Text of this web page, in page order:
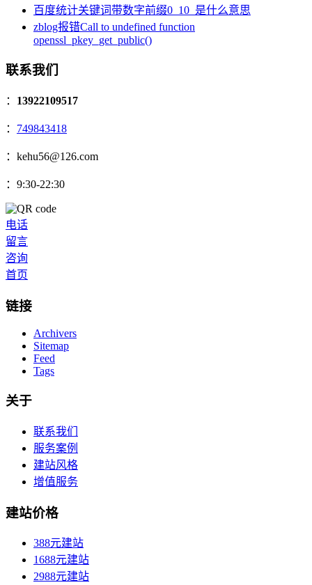
百度统计关键词带数字前缀0_10_是什么意思
zblog报错Call to undefined function
openssl_pkey_get_public()
联系我们
： 13922109517
： 749843418
：kehu56@126.com
：9:30-22:30
电话
留言
咨询
首页
链接
Archivers
Sitemap
Feed
Tags
关于
联系我们
服务案例
建站风格
增值服务
建站价格
388元建站
1688元建站
2988元建站